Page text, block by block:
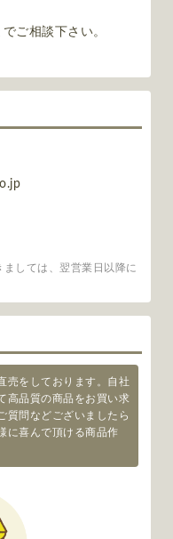
ご相談下さい。
しては、翌営業日以降に
売をしております。自社
高品質の商品をお買い求
質問などございましたら
に喜んで頂ける商品作